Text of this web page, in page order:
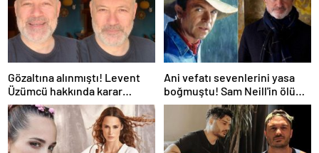
Gözaltına alınmıştı! Levent
Üzümcü hakkında karar
verildi
Ani vefatı sevenlerini yasa
boğmuştu! Sam Neill'in ölüm
nedeni belli oldu